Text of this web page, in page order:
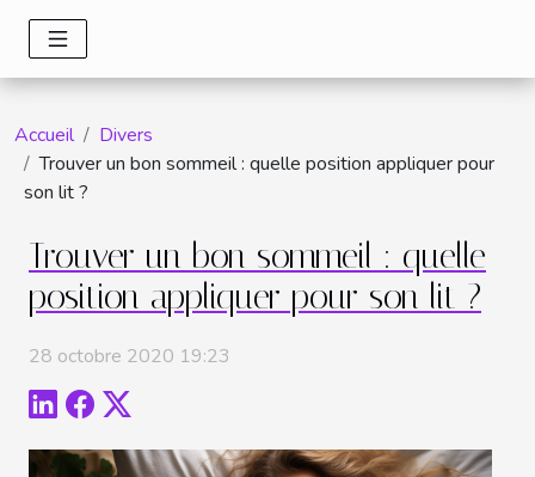
Accueil
Divers
Trouver un bon sommeil : quelle position appliquer pour
son lit ?
Trouver un bon sommeil : quelle
position appliquer pour son lit ?
28 octobre 2020 19:23